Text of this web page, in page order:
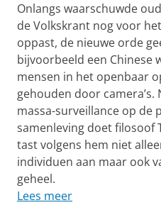
Onlangs waarschuwde
de Volkskrant nog voor
oppast, de nieuwe orde
bijvoorbeeld een Chinese
mensen in het openbaar
gehouden door camera’s.
massa-surveillance op de
samenleving doet filosoof
tast volgens hem niet
individuen aan maar ook
geheel.
Lees meer